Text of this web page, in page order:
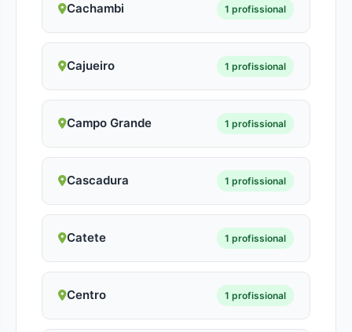
Cachambi 1 profissional
Cajueiro 1 profissional
Campo Grande 1 profissional
Cascadura 1 profissional
Catete 1 profissional
Centro 1 profissional